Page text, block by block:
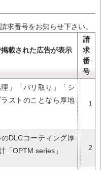
求番号をお知らせ下さい。
載された広告が表示
請
求
番
号
」「バリ取り」「シ
ストのことなら厚地
1
DLCコーティング厚
「OPTM series」
2